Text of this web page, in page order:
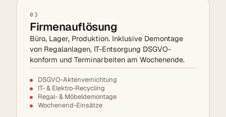
03
Firmenauflösung
Büro, Lager, Produktion. Inklusive Demontage
von Regalanlagen, IT-Entsorgung DSGVO-
konform und Terminarbeiten am Wochenende.
DSGVO-Aktenvernichtung
IT- & Elektro-Recycling
Regal- & Möbeldemontage
Wochenend-Einsätze